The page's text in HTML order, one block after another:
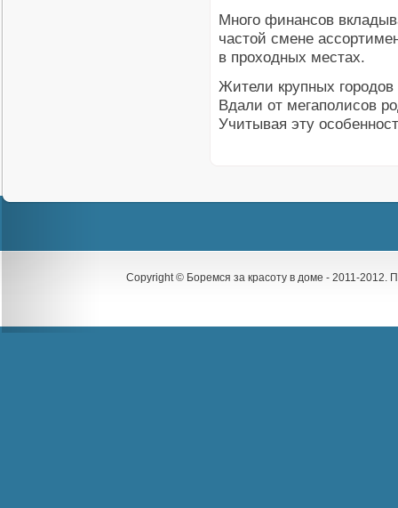
Много финансов
частой смене
в проходных местах.
Жители крупных
Вдали от мегаполисов
Учитывая эту
Copyright © Боремся за красоту в доме - 2011-2012.